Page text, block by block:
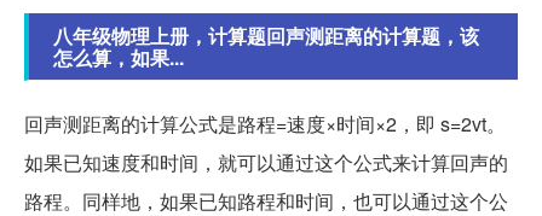
八年级物理上册，计算题回声测距离的计算题，该
怎么算，如果...
回声测距离的计算公式是路程=速度×时间×2，即 s=2vt。
如果已知速度和时间，就可以通过这个公式来计算回声的
路程。同样地，如果已知路程和时间，也可以通过这个公